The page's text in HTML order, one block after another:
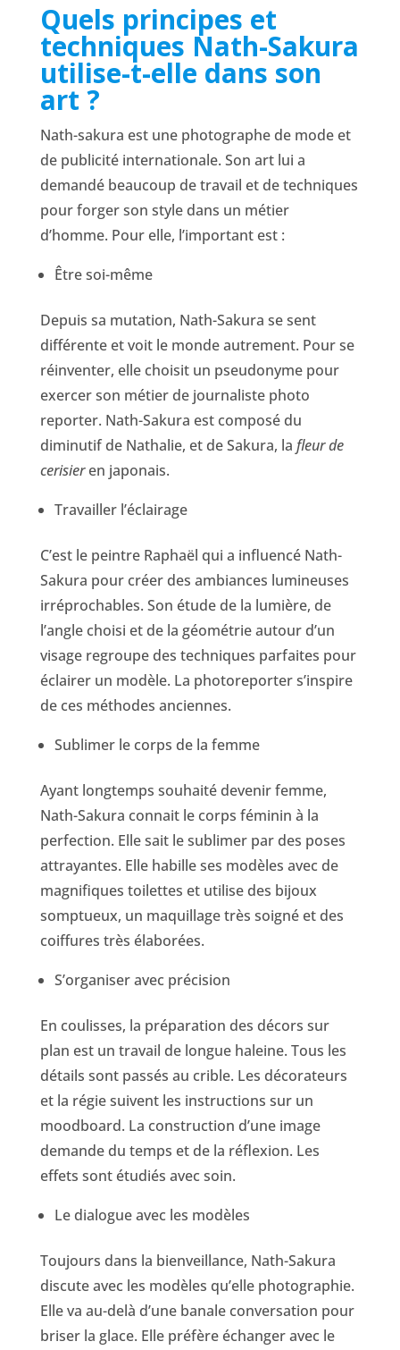
Quels principes et
techniques Nath-Sakura
utilise-t-elle dans son
art ?
Nath-sakura est une photographe de mode et
de publicité internationale. Son art lui a
demandé beaucoup de travail et de techniques
pour forger son style dans un métier
d’homme. Pour elle, l’important est :
Être soi-même
Depuis sa mutation, Nath-Sakura se sent
différente et voit le monde autrement. Pour se
réinventer, elle choisit un pseudonyme pour
exercer son métier de journaliste photo
reporter. Nath-Sakura est composé du
diminutif de Nathalie, et de Sakura, la fleur de
cerisieren japonais.
Travailler l’éclairage
C’est le peintre Raphaël qui a influencé Nath-
Sakura pour créer des ambiances lumineuses
irréprochables. Son étude de la lumière, de
l’angle choisi et de la géométrie autour d’un
visage regroupe des techniques parfaites pour
éclairer un modèle. La photoreporter s’inspire
de ces méthodes anciennes.
Sublimer le corps de la femme
Ayant longtemps souhaité devenir femme,
Nath-Sakura connait le corps féminin à la
perfection. Elle sait le sublimer par des poses
attrayantes. Elle habille ses modèles avec de
magnifiques toilettes et utilise des bijoux
somptueux, un maquillage très soigné et des
coiffures très élaborées.
S’organiser avec précision
En coulisses, la préparation des décors sur
plan est un travail de longue haleine. Tous les
détails sont passés au crible. Les décorateurs
et la régie suivent les instructions sur un
moodboard. La construction d’une image
demande du temps et de la réflexion. Les
effets sont étudiés avec soin.
Le dialogue avec les modèles
Toujours dans la bienveillance, Nath-Sakura
discute avec les modèles qu’elle photographie.
Elle va au-delà d’une banale conversation pour
briser la glace. Elle préfère échanger avec le